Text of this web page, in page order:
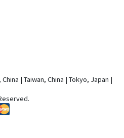
| Taiwan, China | Tokyo, Japan |